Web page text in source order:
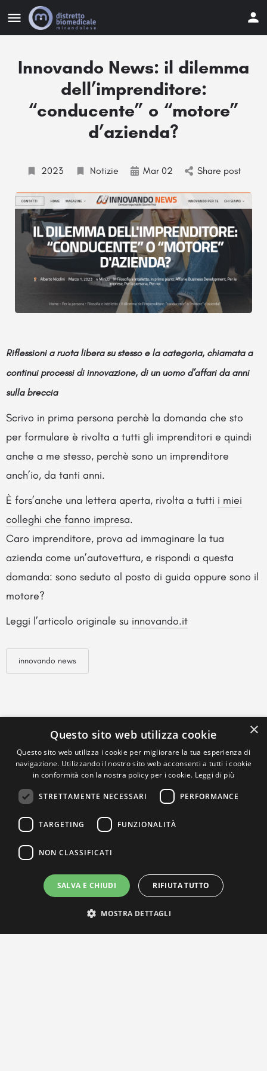
Innovando News: il dilemma
dell’imprenditore:
“conducente” o “motore”
d’azienda?
2023 Notizie Mar 02 Share post
Riflessioni a ruota libera su stesso e la categoria, chiamata a
continui processi di innovazione, di un uomo d’affari da anni
sulla breccia
Scrivo in prima persona perchè la domanda che sto
per formulare è rivolta a tutti gli imprenditori e quindi
anche a me stesso, perchè sono un imprenditore
anch’io, da tanti anni.
È fors’anche una lettera aperta, rivolta a tutti i miei
colleghi che fanno impresa.
Caro imprenditore, prova ad immaginare la tua
azienda come un’autovettura, e rispondi a questa
domanda: sono seduto al posto di guida oppure sono il
motore?
Leggi l’articolo originale su innovando.it
innovando news
×
Questo sito web utilizza cookie
Questo sito web utilizza i cookie per migliorare la tua esperienza di
navigazione. Utilizzando il nostro sito web acconsenti a tutti i cookie
in conformità con la nostra policy per i cookie. Leggi di più
STRETTAMENTE NECESSARI PERFORMANCE
TARGETING FUNZIONALITÀ
NON CLASSIFICATI
SALVA E CHIUDI RIFIUTA TUTTO
MOSTRA DETTAGLI